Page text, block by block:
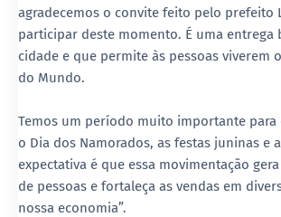
agradecemos o convite feito pelo prefeito
participar deste momento. É uma entrega
cidade e que permite às pessoas viverem
do Mundo.
Temos um período muito importante para
o Dia dos Namorados, as festas juninas e
expectativa é que essa movimentação
de pessoas e fortaleça as vendas em
nossa economia”.